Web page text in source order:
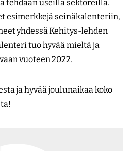
tehdään useilla sektoreilla.
esimerkkejä seinäkalenteriin,
yhdessä Kehitys-lehden
tuo hyvää mieltä ja
vuoteen 2022.
ja hyvää joulunaikaa koko